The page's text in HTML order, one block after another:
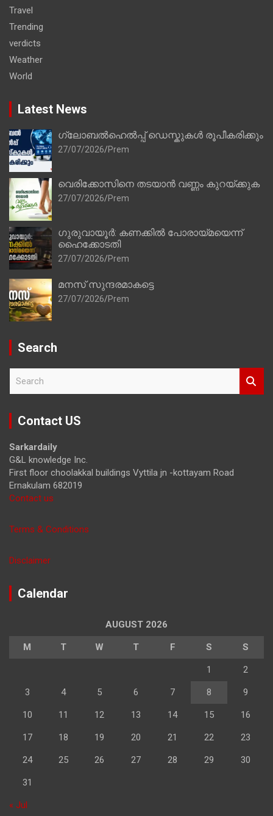
Travel
Trending
verdicts
Weather
World
Latest News
ഗ്ലോബൽഹെൽപ്പ് ഡെസ്കുകൾ രൂപീകരിക്കും
27/07/2026 Prem
വെരിക്കോസിനെ തടയാൻ വണ്ണം കുറയ്ക്കുക
27/07/2026 Prem
ഗുരുവായൂർ: കണക്കിൽ പോരായ്മയെന്ന്
ഹൈക്കോടതി
27/07/2026 Prem
മനസ് സുന്ദരമാകട്ടെ
27/07/2026 Prem
Search
r
Contact US
Sarkardaily
G&L knowledge Inc.
First floor choolakkal buildings Vyttila jn -kottayam Road
Ernakulam 682019
Contact us
Terms & Conditions
Disclaimer
Calendar
AUGUST 2026
M T W T F S S
1 2
3 4 5 6 7 8 9
10 11 12 13 14 15 16
17 18 19 20 21 22 23
24 25 26 27 28 29 30
31
« Jul